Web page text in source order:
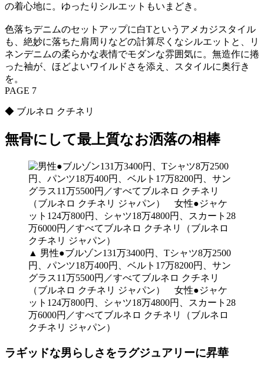
の着心地に。ゆったりシルエットもいまどき。
色落ちデニムのセットアップに白Tというアメカジスタイル
も、絶妙に落ちた肩周りなどの計算尽くなシルエットと、リ
ネンデニムの柔らかな表情でモダンな雰囲気に。無造作に捲
った袖が、ほどよいワイルドさを添え、スタイルに奥行き
を。
PAGE 7
◆ ブルネロ クチネリ
無骨にして最上質なお洒落の相棒
▲ 男性●ブルゾン131万3400円、Tシャツ8万2500
円、パンツ18万400円、ベルト17万8200円、サン
グラス11万5500円／すべてブルネロ クチネリ
（ブルネロ クチネリ ジャパン） 女性●ジャケ
ット124万800円、シャツ18万4800円、スカート28
万6000円／すべてブルネロ クチネリ（ブルネロ
クチネリ ジャパン）
ラギッドな男らしさをラグジュアリーに昇華